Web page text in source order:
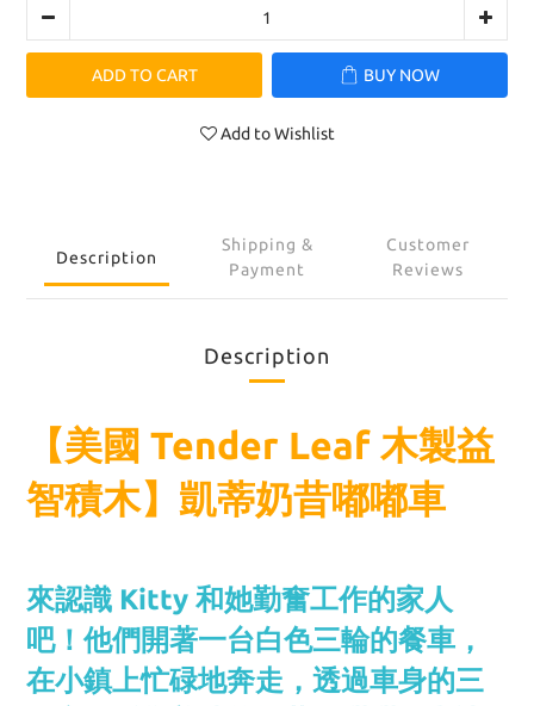
ADD TO CART BUY NOW
Add to Wishlist
Description
Shipping &
Payment
Customer
Reviews
Description
【美國 Tender Leaf 木製益
智積木】凱蒂奶昔嘟嘟車
來認識 Kitty 和她勤奮工作的家人
吧！他們開著一台白色三輪的餐車，
在小鎮上忙碌地奔走，透過車身的三